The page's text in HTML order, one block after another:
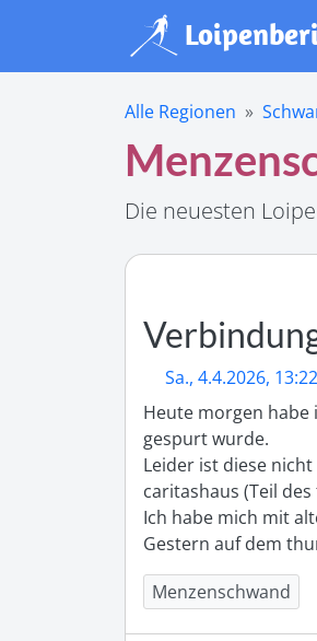
Alle Regionen
Die neuesten
Sa., 4.4.2026,
Heute morgen habe
gespurt wurde.
Leider ist diese
caritashaus (Teil
Ich habe mich mit
Gestern auf dem
Menzenschwand